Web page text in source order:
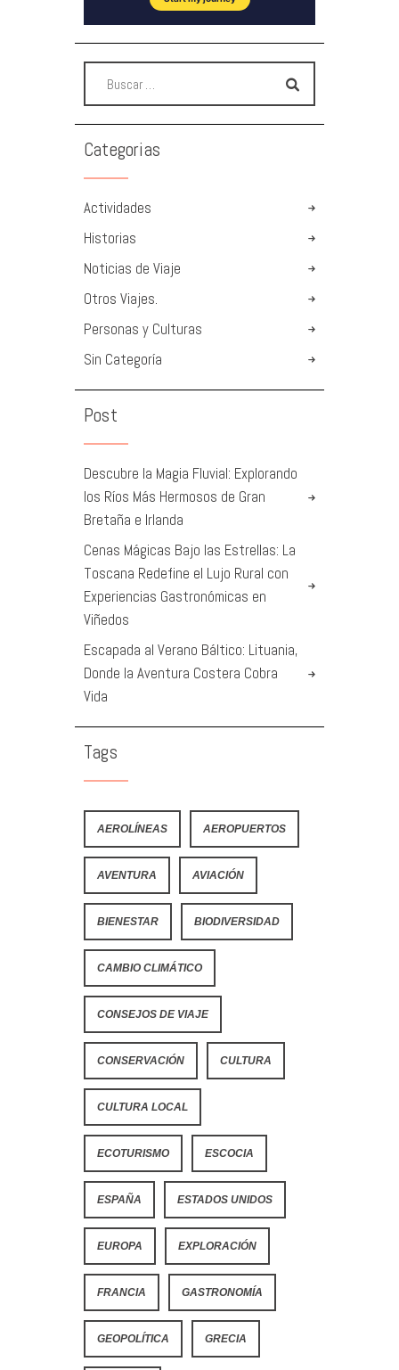
Categorias
Actividades
Historias
Noticias de Viaje
Otros Viajes.
Personas y Culturas
Sin Categoría
Post
Descubre la Magia Fluvial: Explorando
los Ríos Más Hermosos de Gran
Bretaña e Irlanda
Cenas Mágicas Bajo las Estrellas: La
Toscana Redefine el Lujo Rural con
Experiencias Gastronómicas en
Viñedos
Escapada al Verano Báltico: Lituania,
Donde la Aventura Costera Cobra
Vida
Tags
AEROLÍNEAS AEROPUERTOS
AVENTURA AVIACIÓN
BIENESTAR BIODIVERSIDAD
CAMBIO CLIMÁTICO
CONSEJOS DE VIAJE
CONSERVACIÓN CULTURA
CULTURA LOCAL
ECOTURISMO ESCOCIA
ESPAÑA ESTADOS UNIDOS
EUROPA EXPLORACIÓN
FRANCIA GASTRONOMÍA
GEOPOLÍTICA GRECIA